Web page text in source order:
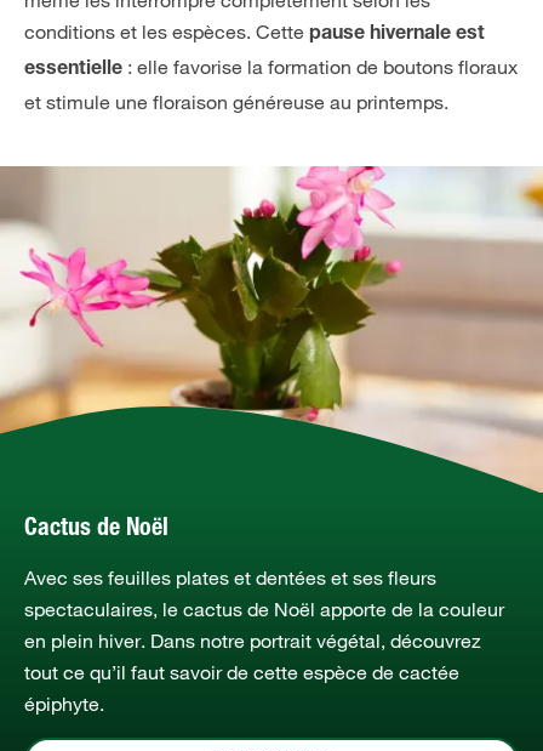
conditions et les espèces. Cette pause hivernale est
essentielle : elle favorise la formation de boutons floraux
et stimule une floraison généreuse au printemps.
Cactus de Noël
Avec ses feuilles plates et dentées et ses fleurs
spectaculaires, le cactus de Noël apporte de la couleur
en plein hiver. Dans notre portrait végétal, découvrez
tout ce qu’il faut savoir de cette espèce de cactée
épiphyte.